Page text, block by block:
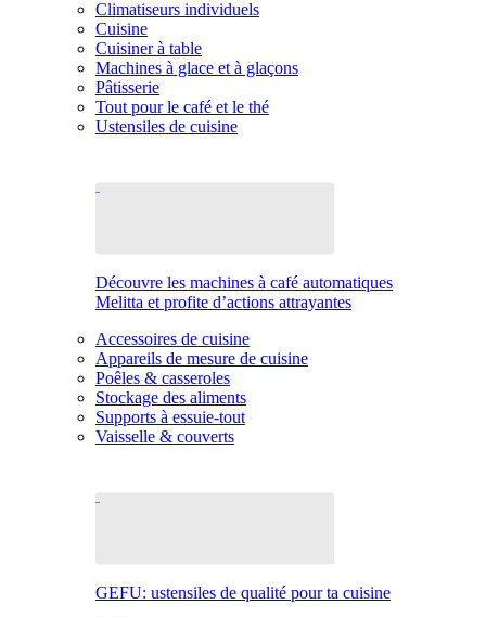
Climatiseurs individuels
Cuisine
Cuisiner à table
Machines à glace et à glaçons
Pâtisserie
Tout pour le café et le thé
Ustensiles de cuisine
Découvre les machines à café automatiques
Melitta et profite d’actions attrayantes
Accessoires de cuisine
Appareils de mesure de cuisine
Poêles & casseroles
Stockage des aliments
Supports à essuie-tout
Vaisselle & couverts
GEFU: ustensiles de qualité pour ta cuisine